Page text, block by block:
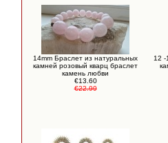
14mm Браслет из натуральных
камней розовый кварц браслет
камень любви
€13.60
€22.99
12 -